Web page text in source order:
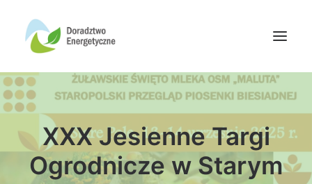
Oferta doradców
Aktualności
Wydarzenia
Oferta finansowania
XXX Jesienne Targi
Ogrodnicze w Starym